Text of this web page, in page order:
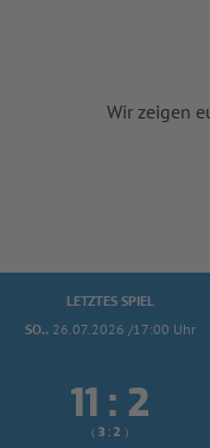
Wir zeigen
LETZTES SPIEL
SO.. 26.07.2026 /17:00 Uhr
 : 
(  :  )